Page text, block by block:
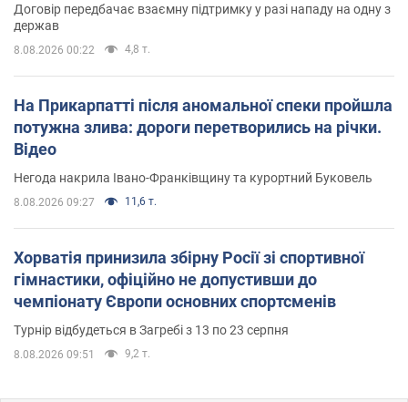
Договір передбачає взаємну підтримку у разі нападу на одну з
держав
8.08.2026 00:22 4,8 т.
На Прикарпатті після аномальної спеки пройшла
потужна злива: дороги перетворились на річки.
Відео
Негода накрила Івано-Франківщину та курортний Буковель
8.08.2026 09:27 11,6 т.
Хорватія принизила збірну Росії зі спортивної
гімнастики, офіційно не допустивши до
чемпіонату Європи основних спортсменів
Турнір відбудеться в Загребі з 13 по 23 серпня
8.08.2026 09:51 9,2 т.